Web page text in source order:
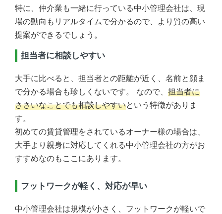
特に、仲介業も一緒に行っている中小管理会社は、現
場の動向もリアルタイムで分かるので、より質の高い
提案ができるでしょう。
担当者に相談しやすい
大手に比べると、担当者との距離が近く、名前と顔ま
で分かる場合も珍しくないです。 なので、 担当者に
ささいなことでも相談しやすいという特徴がありま
す。
初めての賃貸管理をされているオーナー様の場合は、
大手より親身に対応してくれる中小管理会社の方がお
すすめなのもここにあります。
フットワークが軽く、対応が早い
中小管理会社は規模が小さく、フットワークが軽いで